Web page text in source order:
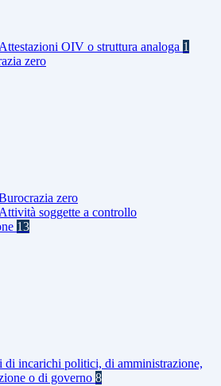
Attestazioni OIV o struttura analoga 1
zero
zero
Attività soggette a controllo
13
di incarichi politici, di amministrazione,
o di governo 8